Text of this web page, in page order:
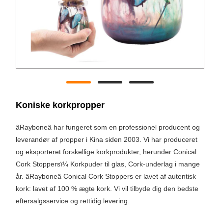
Koniske korkpropper
âRayboneâ har fungeret som en professionel producent og
leverandør af propper i Kina siden 2003. Vi har produceret
og eksporteret forskellige korkprodukter, herunder Conical
Cork Stoppersï¼ Korkpuder til glas, Cork-underlag i mange
år. âRayboneâ Conical Cork Stoppers er lavet af autentisk
kork: lavet af 100 % ægte kork. Vi vil tilbyde dig den bedste
eftersalgsservice og rettidig levering.